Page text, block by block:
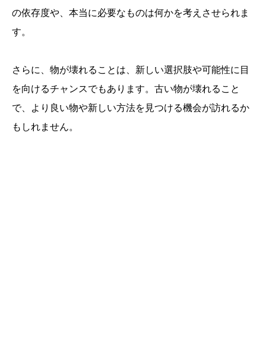
の依存度や、本当に必要なものは何かを考えさせられま
す。
さらに、物が壊れることは、新しい選択肢や可能性に目
を向けるチャンスでもあります。古い物が壊れること
で、より良い物や新しい方法を見つける機会が訪れるか
もしれません。